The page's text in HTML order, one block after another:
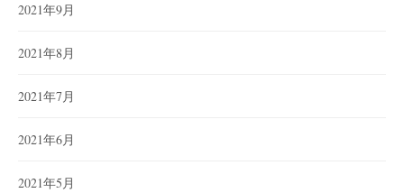
2021年9月
2021年8月
2021年7月
2021年6月
2021年5月